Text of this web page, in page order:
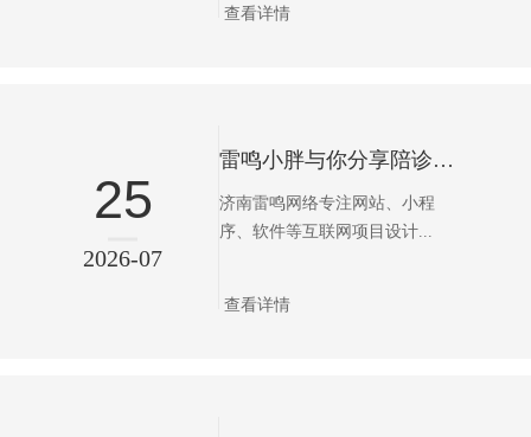
查看详情
25
2026-07
雷鸣小胖与你分享陪诊小程序会为我们带来哪些便利
济南雷鸣网络专注网站、小程
序、软件等互联网项目设计...
查看详情